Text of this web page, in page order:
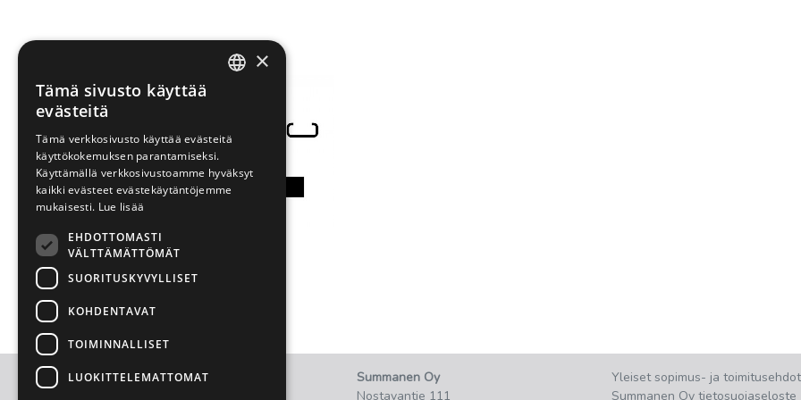
Kysy lisää työstettävien
materiaalien muodoista!
2021 © Summanen Oy.
Summanen Oy
Nostavantie 111
Yleiset sopimus- ja toimitusehdot
Summanen Oy tietosuojaseloste
×
Tämä sivusto käyttää
evästeitä
Tämä verkkosivusto käyttää evästeitä
käyttökokemuksen parantamiseksi.
Käyttämällä verkkosivustoamme hyväksyt
kaikki evästeet evästekäytäntöjemme
mukaisesti. Lue lisää
EHDOTTOMASTI
VÄLTTÄMÄTTÖMÄT
SUORITUSKYVYLLISET
KOHDENTAVAT
TOIMINNALLISET
LUOKITTELEMATTOMAT